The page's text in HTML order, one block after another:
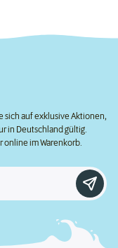
sich auf exklusive Aktionen,
in Deutschland gültig.
online im Warenkorb.